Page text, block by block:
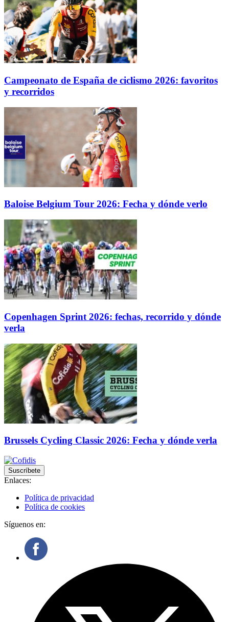
Campeonato de España de ciclismo 2026: favoritos
y recorridos
Baloise Belgium Tour 2026: Fecha y dónde verlo
Copenhagen Sprint 2026: fechas, recorrido y dónde
verla
Brussels Cycling Classic 2026: Fecha y dónde verla
Suscríbete
Enlaces:
Política de privacidad
Política de cookies
Síguenos en: